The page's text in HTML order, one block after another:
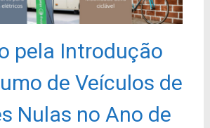
pela Introdução
de Veículos de
Nulas no Ano de